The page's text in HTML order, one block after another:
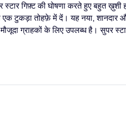
गिफ़्ट की घोषणा करते हुए बहुत ख़ुशी
एक टुकड़ा तोहफ़े में दें। यह नया, शानदार
ग्राहकों के लिए उपलब्ध है। सुपर